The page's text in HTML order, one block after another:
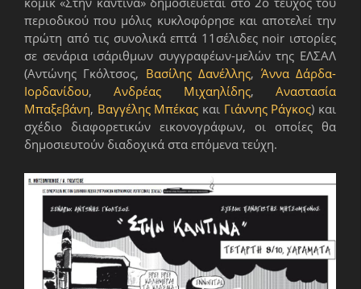
περιοδικού που μόλις κυκλοφόρησε και αποτελεί την
πρώτη από τις συνολικά επτά 11σέλιδες noir ιστορίες
σε σενάρια ισάριθμων συγγραφέων-μελών της ΕΛΣΑΛ
(Αντώνης Γκόλτσος, Βασίλης Δανέλλης, Άννα Δάρδα-
Ιορδανίδου,Ανδρέας Μιχαηλίδης,Αναστασία
Μπαξεβάνη, Βαγγέλης Μπέκας και Γιάννης Ράγκος) και
σχέδιο διαφορετικών εικονογράφων, οι οποίες θα
δημοσιευτούν διαδοχικά στα επόμενα τεύχη.